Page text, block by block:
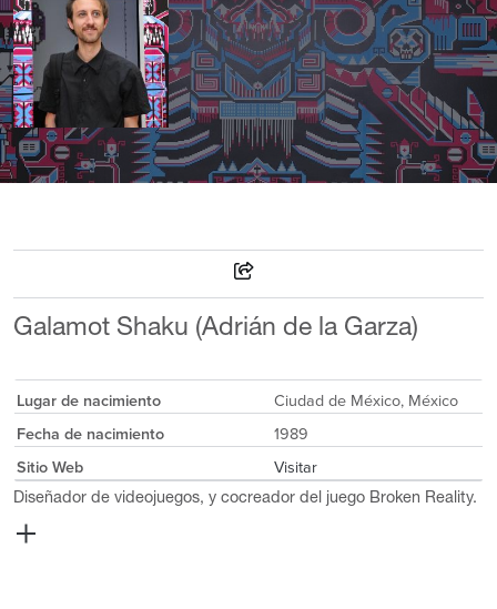
Galamot Shaku (Adrián de la Garza)
Lugar de nacimiento
Ciudad de México, México
Fecha de nacimiento
1989
Sitio Web
Visitar
Diseñador de videojuegos, y cocreador del juego Broken Reality.
Galamot ha trabajado en live videomapping, VJ, e ilustración en
pixel art, que se basa en influencias de juegos retro, así como el